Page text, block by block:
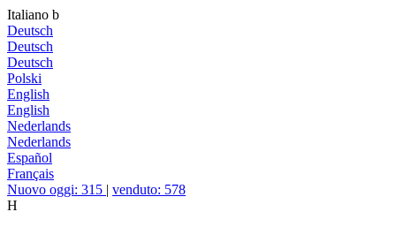
Italiano b
Deutsch
Deutsch
Deutsch
Polski
English
English
Nederlands
Nederlands
Español
Français
Nuovo oggi: 315 | venduto: 578
H